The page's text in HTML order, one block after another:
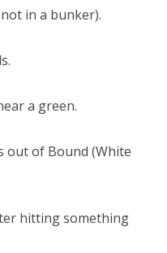
in a bunker).
a green.
out of Bound (White
hitting something